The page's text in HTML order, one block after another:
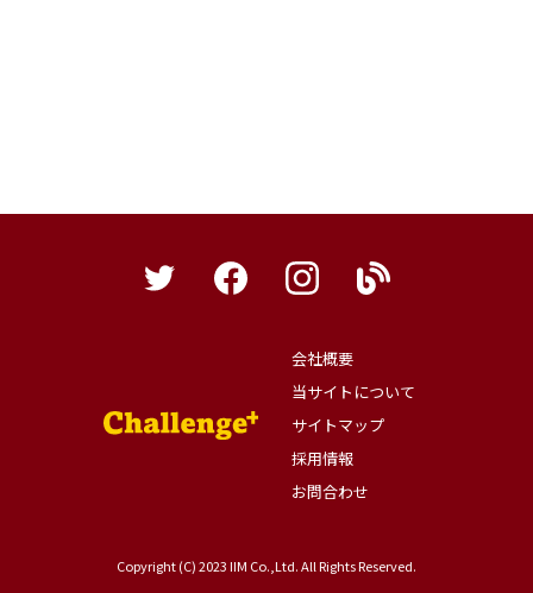
会社概要
当サイトについて
サイトマップ
採用情報
お問合わせ
Copyright (C) 2023 IIM Co.,Ltd. All Rights Reserved.